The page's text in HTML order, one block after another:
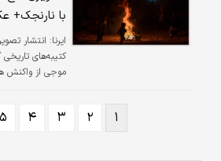
با نارنجک+
ایرنا: انتشار
کتیبه‌های
موجی از واکنش
۱ ۲ ۳ ۴ ۵